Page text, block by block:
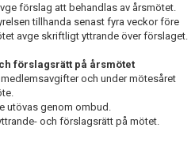
förslag att behandlas av årsmötet.
tillhanda senast fyra veckor före
avge skriftligt yttrande över förslaget.
förslagsrätt på årsmötet
och under mötesåret
utövas genom ombud.
och förslagsrätt på mötet.